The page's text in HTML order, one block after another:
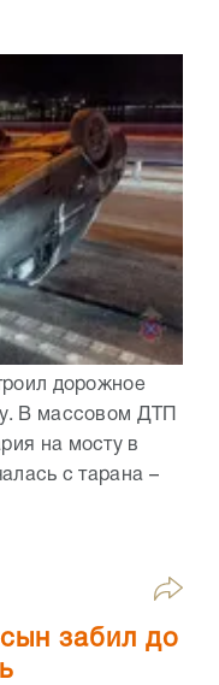
дорожное
В массовом ДТП
на мосту в
с тарана –
забил до